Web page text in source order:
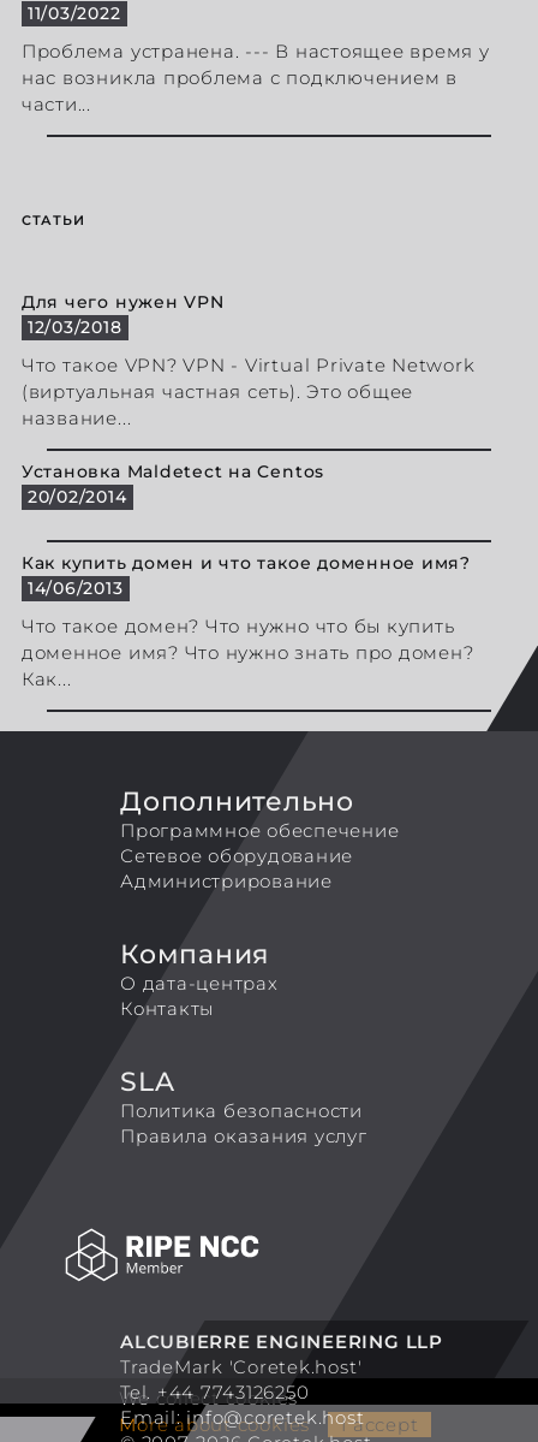
11/03/2022
Проблема устранена. --- В настоящее время у
нас возникла проблема с подключением в
части...
СТАТЬИ
Для чего нужен VPN
12/03/2018
Что такое VPN? VPN - Virtual Private Network
(виртуальная частная сеть). Это общее
название...
Установка Maldetect на Centos
20/02/2014
Как купить домен и что такое доменное имя?
14/06/2013
Что такое домен? Что нужно что бы купить
доменное имя? Что нужно знать про домен?
Как...
ALCUBIERRE ENGINEERING LLP
TradeMark 'Coretek.host'
Tel. +44 7743126250
Email: info@coretek.host
Дополнительно
Программное обеспечение
Сетевое оборудование
Администрирование
Компания
О дата-центрах
Контакты
SLA
Политика безопасности
Правила оказания услуг
We collect cookies
More about cookies
I accept